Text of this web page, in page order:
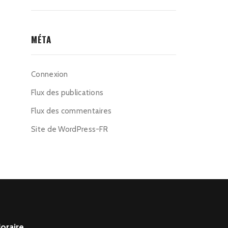
MÉTA
Connexion
Flux des publications
Flux des commentaires
Site de WordPress-FR